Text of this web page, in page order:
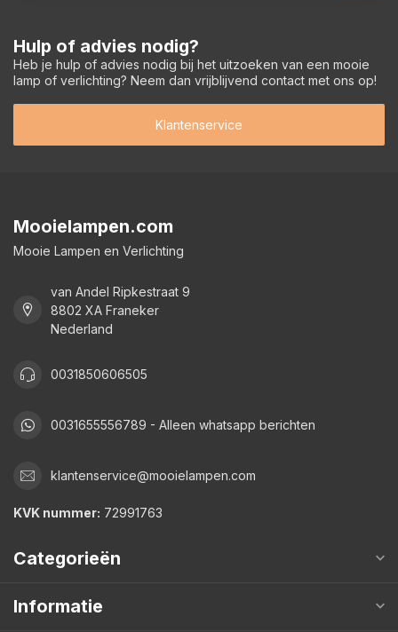
Hulp of advies nodig?
Heb je hulp of advies nodig bij het uitzoeken van een mooie
lamp of verlichting? Neem dan vrijblijvend contact met ons op!
Klantenservice
Mooielampen.com
Mooie Lampen en Verlichting
van Andel Ripkestraat 9
8802 XA Franeker
Nederland
0031850606505
0031655556789 - Alleen whatsapp berichten
klantenservice@mooielampen.com
KVK nummer: 72991763
Categorieën
Informatie